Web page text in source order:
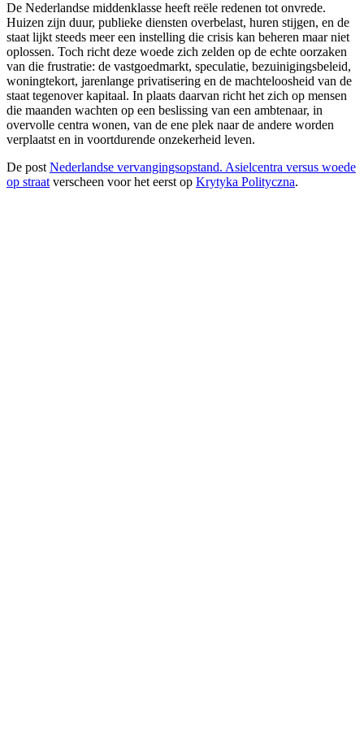
De Nederlandse middenklasse heeft reële redenen tot onvrede.
Huizen zijn duur, publieke diensten overbelast, huren stijgen, en de
staat lijkt steeds meer een instelling die crisis kan beheren maar niet
oplossen. Toch richt deze woede zich zelden op de echte oorzaken
van die frustratie: de vastgoedmarkt, speculatie, bezuinigingsbeleid,
woningtekort, jarenlange privatisering en de machteloosheid van de
staat tegenover kapitaal. In plaats daarvan richt het zich op mensen
die maanden wachten op een beslissing van een ambtenaar, in
overvolle centra wonen, van de ene plek naar de andere worden
verplaatst en in voortdurende onzekerheid leven.
De post Nederlandse vervangingsopstand. Asielcentra versus woede
op straat verscheen voor het eerst op Krytyka Polityczna.